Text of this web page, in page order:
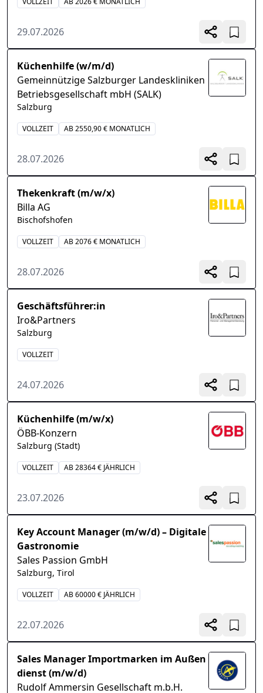
29.07.2026
Küchenhilfe (w/m/d)
Gemeinnützige Salzburger Landeskliniken
Betriebsgesellschaft mbH (SALK)
Salzburg
VOLLZEIT AB 2550,90 € MONATLICH
28.07.2026
Thekenkraft (m/w/x)
Billa AG
Bischofshofen
VOLLZEIT AB 2076 € MONATLICH
28.07.2026
Geschäftsführer:in
Iro&Partners
Salzburg
VOLLZEIT
24.07.2026
Küchenhilfe (m/w/x)
ÖBB-Konzern
Salzburg (Stadt)
VOLLZEIT AB 28364 € JÄHRLICH
23.07.2026
Key Account Manager (m/w/d) – Digitale
Gastronomie
Sales Passion GmbH
Salzburg, Tirol
VOLLZEIT AB 60000 € JÄHRLICH
22.07.2026
Sales Manager Importmarken im Außen
dienst (m/w/d)
Rudolf Ammersin Gesellschaft m.b.H.